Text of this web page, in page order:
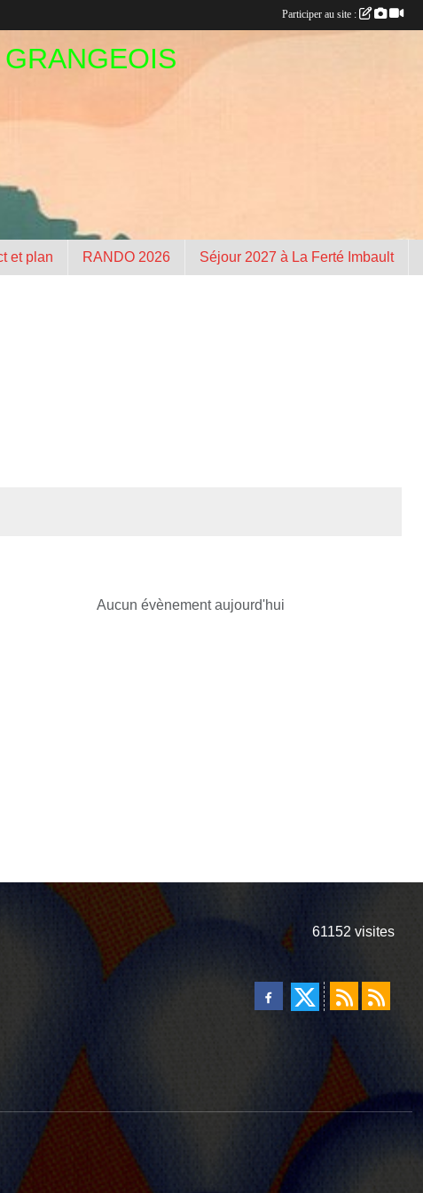
et plan RANDO 2026 Séjour 2027 à La Ferté Imbault
Aucun évènement aujourd'hui
61152 visites
Participer au site :